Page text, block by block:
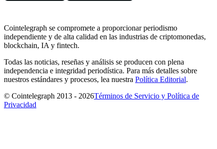
Cointelegraph se compromete a proporcionar periodismo
independiente y de alta calidad en las industrias de criptomonedas,
blockchain, IA y fintech.
Todas las noticias, reseñas y análisis se producen con plena
independencia e integridad periodística. Para más detalles sobre
nuestros estándares y procesos, lea nuestra Política Editorial.
© Cointelegraph 2013 - 2026Términos de Servicio y Política de
Privacidad